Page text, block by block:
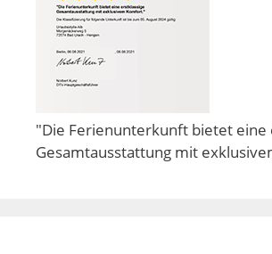
"Die Ferienunterkunft bietet eine
Gesamtausstattung mit